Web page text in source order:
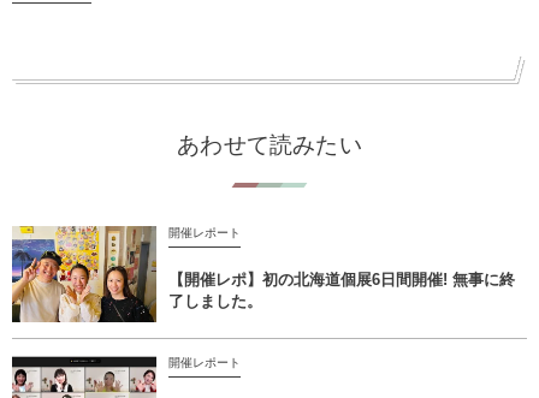
あわせて読みたい
開催レポート
【開催レポ】初の北海道個展6日間開催! 無事に終
了しました。
開催レポート